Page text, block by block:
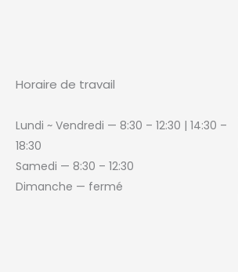
Horaire de travail
Lundi ~ Vendredi — 8:30 – 12:30 | 14:30 –
18:30
Samedi — 8:30 – 12:30
Dimanche — fermé